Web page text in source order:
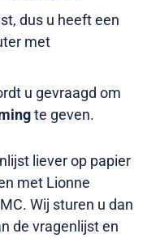
dus u heeft een
met
u gevraagd om
te geven.
liever op papier
met Lionne
Wij sturen u dan
de vragenlijst en